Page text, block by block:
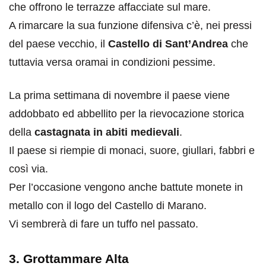
che offrono le terrazze affacciate sul mare.
A rimarcare la sua funzione difensiva c’è, nei pressi
del paese vecchio, il Castello di Sant’Andrea che
tuttavia versa oramai in condizioni pessime.
La prima settimana di novembre il paese viene
addobbato ed abbellito per la rievocazione storica
della castagnata in abiti medievali.
Il paese si riempie di monaci, suore, giullari, fabbri e
così via.
Per l’occasione vengono anche battute monete in
metallo con il logo del Castello di Marano.
Vi sembrerà di fare un tuffo nel passato.
3. Grottammare Alta